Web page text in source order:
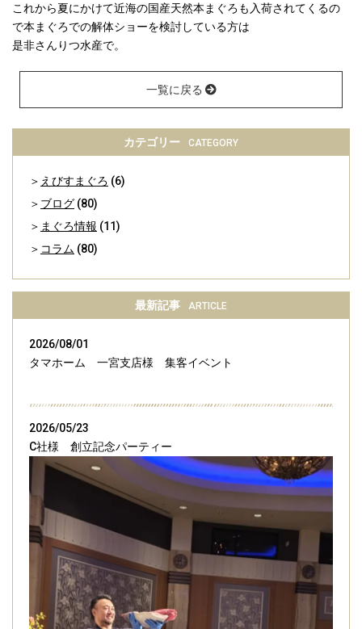
これから夏にかけて近海の国産天然本まぐろも入荷されてくるの
で本まぐろでの解体ショーを検討している方は
是非さんりつ水産で。
一覧に戻る
カテゴリー CATEGORY
えびすまぐろ (6)
ブログ (80)
まぐろ情報 (11)
コラム (80)
最新記事 ARTICLE
2026/08/01
タマホーム 一宮支店様 集客イベント
2026/05/23
C社様 創立記念パーティー